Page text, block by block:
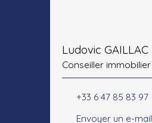
Ludovic GAILLAC
Conseiller immobilier
+33 6 47 85 83 97
Envoyer un e-mail